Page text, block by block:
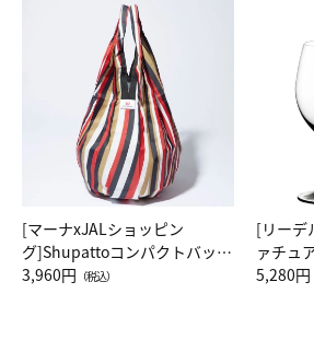
[マーナxJALショッピン
グ]Shupattoコンパクトバッグ
Drop JAL客室乗務員（LC）ス
3,960円 （税込）
[リーデ
ァチュ
ト（レ
5,280円